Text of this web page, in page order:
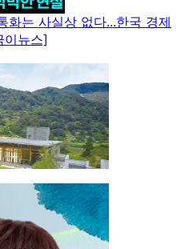
화는 사실상 없다...한국 경제
이뉴스]